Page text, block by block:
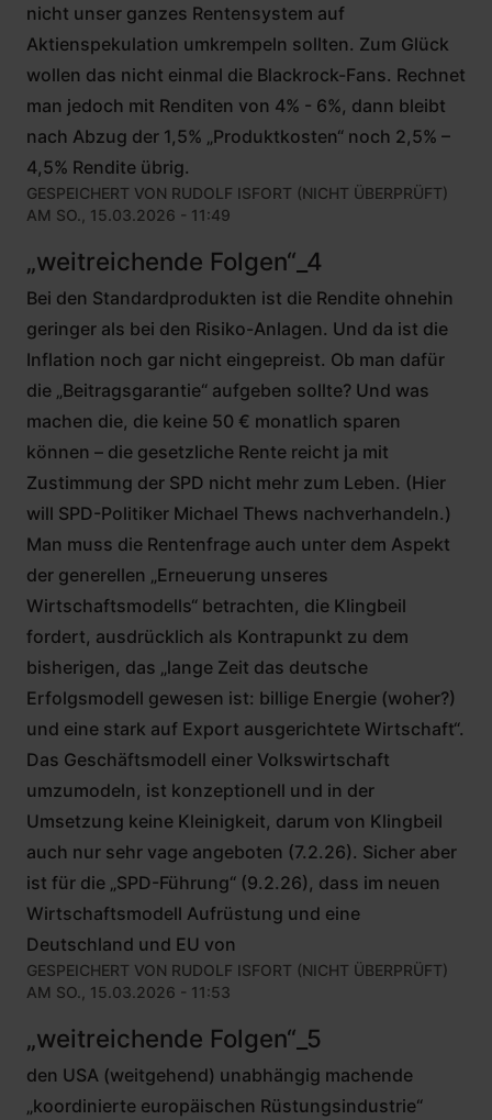
nicht unser ganzes Rentensystem auf
Aktienspekulation umkrempeln sollten. Zum Glück
wollen das nicht einmal die Blackrock-Fans. Rechnet
man jedoch mit Renditen von 4% - 6%, dann bleibt
nach Abzug der 1,5% „Produktkosten“ noch 2,5% –
4,5% Rendite übrig.
GESPEICHERT VON RUDOLF ISFORT (NICHT ÜBERPRÜFT)
AM SO., 15.03.2026 - 11:49
„weitreichende Folgen“_4
Bei den Standardprodukten ist die Rendite ohnehin
geringer als bei den Risiko-Anlagen. Und da ist die
Inflation noch gar nicht eingepreist. Ob man dafür
die „Beitragsgarantie“ aufgeben sollte? Und was
machen die, die keine 50 € monatlich sparen
können – die gesetzliche Rente reicht ja mit
Zustimmung der SPD nicht mehr zum Leben. (Hier
will SPD-Politiker Michael Thews nachverhandeln.)
Man muss die Rentenfrage auch unter dem Aspekt
der generellen „Erneuerung unseres
Wirtschaftsmodells“ betrachten, die Klingbeil
fordert, ausdrücklich als Kontrapunkt zu dem
bisherigen, das „lange Zeit das deutsche
Erfolgsmodell gewesen ist: billige Energie (woher?)
und eine stark auf Export ausgerichtete Wirtschaft“.
Das Geschäftsmodell einer Volkswirtschaft
umzumodeln, ist konzeptionell und in der
Umsetzung keine Kleinigkeit, darum von Klingbeil
auch nur sehr vage angeboten (7.2.26). Sicher aber
ist für die „SPD-Führung“ (9.2.26), dass im neuen
Wirtschaftsmodell Aufrüstung und eine
Deutschland und EU von
GESPEICHERT VON RUDOLF ISFORT (NICHT ÜBERPRÜFT)
AM SO., 15.03.2026 - 11:53
„weitreichende Folgen“_5
den USA (weitgehend) unabhängig machende
„koordinierte europäischen Rüstungsindustrie“